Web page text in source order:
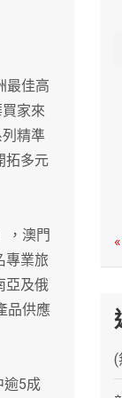
最佳高
家來
精準
拓多元
，澳門
專業旅
亞及俄
品供應
5成
(